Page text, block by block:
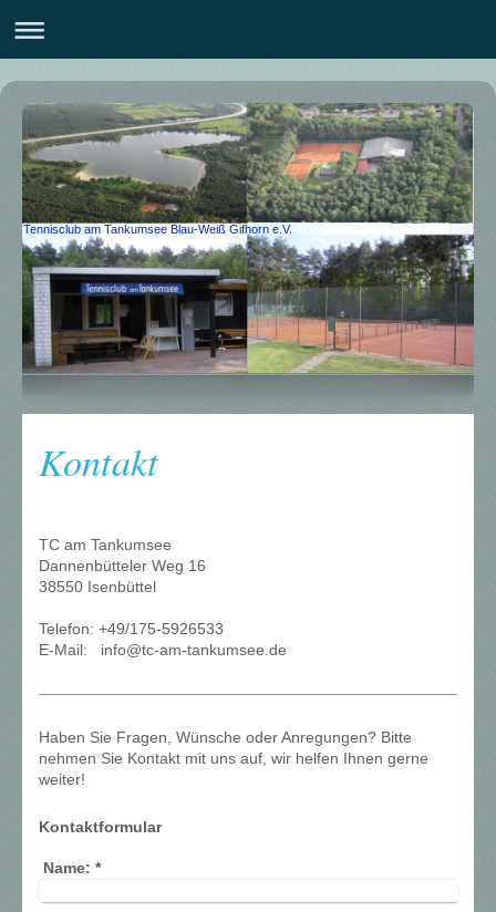
Tennisclub am Tankumsee Blau-Weiß Gifhorn e.V.
Kontakt
TC am Tankumsee
Dannenbütteler Weg 16
38550 Isenbüttel
Telefon: +49/175-5926533
E-Mail: info@tc-am-tankumsee.de
Haben Sie Fragen, Wünsche oder Anregungen? Bitte
nehmen Sie Kontakt mit uns auf, wir helfen Ihnen gerne
weiter!
Kontaktformular
Name: *